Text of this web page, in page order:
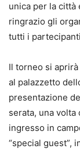
unica per la città
ringrazio gli
tutti i
Il torneo si
al palazzetto
presentazione
serata, una
ingresso in
“special guest”,